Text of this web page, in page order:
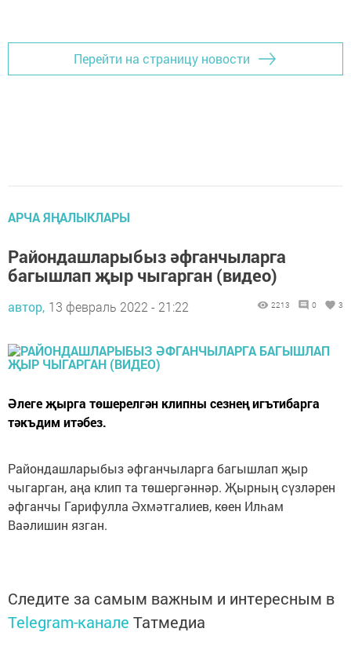
Перейти на страницу новости
АРЧА ЯҢАЛЫКЛАРЫ
Райондашларыбыз әфганчыларга
багышлап җыр чыгарган (видео)
автор, 13 февраль 2022 - 21:22 2213 0 3
Әлеге җырга төшерелгән клипны сезнең игътибарга
тәкъдим итәбез.
Райондашларыбыз әфганчыларга багышлап җыр
чыгарган, аңа клип та төшергәннәр. Җырның сүзләрен
әфганчы Гарифулла Әхмәтгалиев, көен Илһам
Ваәлишин язган.
Следите за самым важным и интересным в
Telegram-канале Татмедиа